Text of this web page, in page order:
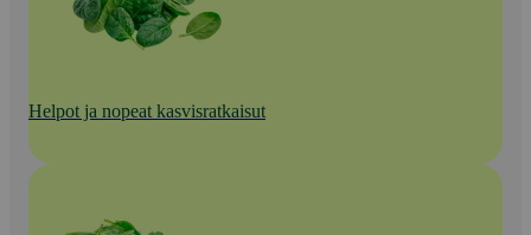
Helpot ja nopeat kasvisratkaisut